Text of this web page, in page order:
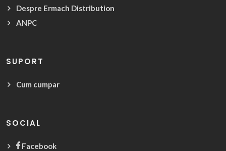
Despre Ermach Distribution
ANPC
SUPORT
Cum cumpar
SOCIAL
Facebook